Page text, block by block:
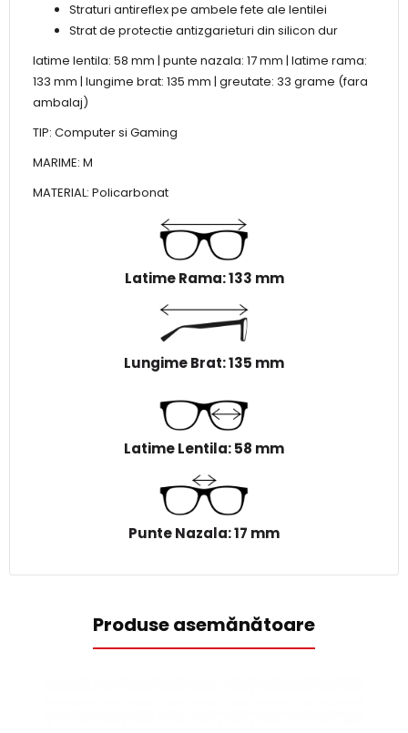
Straturi antireflex pe ambele fete ale lentilei
Strat de protectie antizgarieturi din silicon dur
latime lentila: 58 mm | punte nazala: 17 mm | latime rama:
133 mm | lungime brat: 135 mm | greutate: 33 grame (fara
ambalaj)
TIP: Computer si Gaming
MARIME: M
MATERIAL: Policarbonat
Latime Rama: 133 mm
Lungime Brat: 135 mm
Latime Lentila: 58 mm
Punte Nazala: 17 mm
Produse asemănătoare